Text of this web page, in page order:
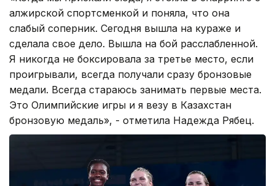
алжирской спортсменкой и поняла, что она
слабый соперник. Сегодня вышла на кураже и
сделала свое дело. Вышла на бой расслабленной.
Я никогда не боксировала за третье место, если
проигрывали, всегда получали сразу бронзовые
медали. Всегда стараюсь занимать первые места.
Это Олимпийские игры и я везу в Казахстан
бронзовую медаль», - отметила Надежда Рябец.